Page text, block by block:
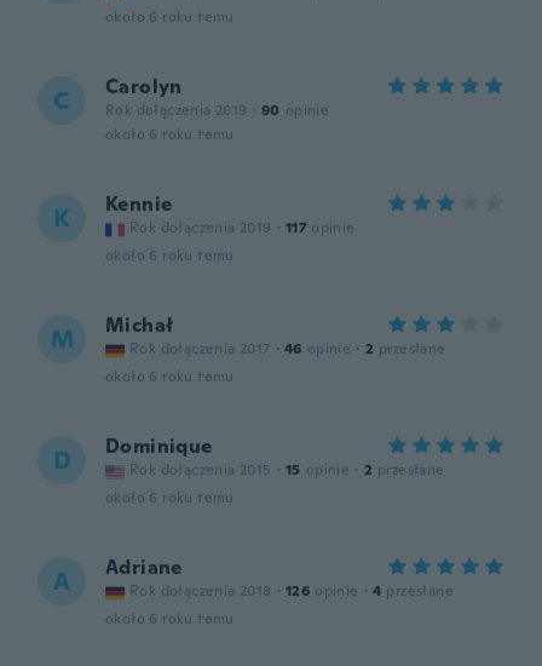
około 6 roku temu
C Carolyn
Rok dołączenia 2019 · 90 opinie
około 6 roku temu
K Kennie
Rok dołączenia 2019 · 117 opinie
około 6 roku temu
M Michał
Rok dołączenia 2017 · 46 opinie · 2 przesłane
około 6 roku temu
D Dominique
Rok dołączenia 2015 · 15 opinie · 2 przesłane
około 6 roku temu
A Adriane
Rok dołączenia 2018 · 126 opinie · 4 przesłane
około 6 roku temu